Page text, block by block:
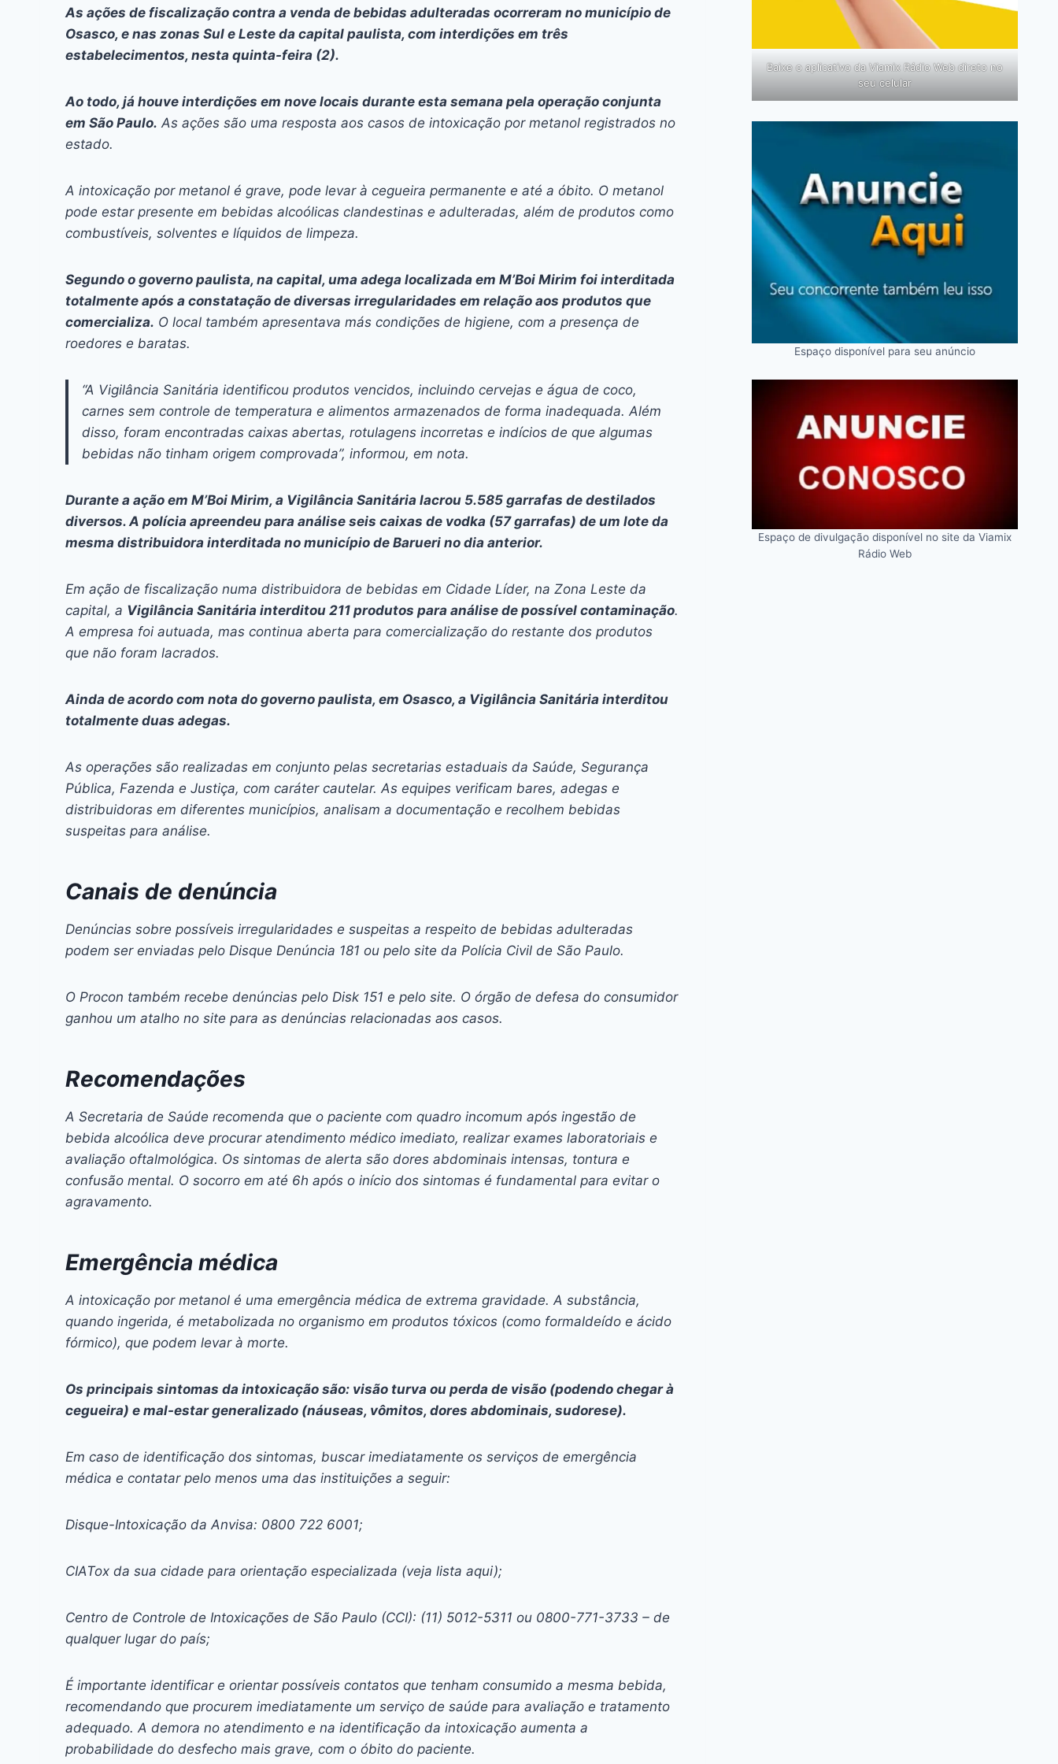
c
e
b
o
k
s
s
e
g
er
at
s
A
p
e
a
d
itt
er
er
e
st
k
e
dI
ai
l
p
y
k
As ações de fiscalização contra a venda de bebidas adulteradas ocorreram no município de
Osasco, e nas zonas Sul e Leste da capital paulista, com interdições em três
estabelecimentos, nesta quinta-feira (2).
Ao todo, já houve interdições em nove locais durante esta semana pela operação conjunta
em São Paulo. As ações são uma resposta aos casos de intoxicação por metanol registrados no
estado.
A intoxicação por metanol é grave, pode levar à cegueira permanente e até a óbito. O metanol
pode estar presente em bebidas alcoólicas clandestinas e adulteradas, além de produtos como
combustíveis, solventes e líquidos de limpeza.
Segundo o governo paulista, na capital, uma adega localizada em M’Boi Mirim foi interditada
totalmente após a constatação de diversas irregularidades em relação aos produtos que
comercializa. O local também apresentava más condições de higiene, com a presença de
roedores e baratas.
“A Vigilância Sanitária identificou produtos vencidos, incluindo cervejas e água de coco,
carnes sem controle de temperatura e alimentos armazenados de forma inadequada. Além
disso, foram encontradas caixas abertas, rotulagens incorretas e indícios de que algumas
bebidas não tinham origem comprovada”, informou, em nota.
Durante a ação em M’Boi Mirim, a Vigilância Sanitária lacrou 5.585 garrafas de destilados
diversos. A polícia apreendeu para análise seis caixas de vodka (57 garrafas) de um lote da
mesma distribuidora interditada no município de Barueri no dia anterior.
Em ação de fiscalização numa distribuidora de bebidas em Cidade Líder, na Zona Leste da
capital, a Vigilância Sanitária interditou 211 produtos para análise de possível contaminação.
A empresa foi autuada, mas continua aberta para comercialização do restante dos produtos
que não foram lacrados.
Ainda de acordo com nota do governo paulista, em Osasco, a Vigilância Sanitária interditou
totalmente duas adegas.
As operações são realizadas em conjunto pelas secretarias estaduais da Saúde, Segurança
Pública, Fazenda e Justiça, com caráter cautelar. As equipes verificam bares, adegas e
distribuidoras em diferentes municípios, analisam a documentação e recolhem bebidas
suspeitas para análise.
Canais de denúncia
Denúncias sobre possíveis irregularidades e suspeitas a respeito de bebidas adulteradas
podem ser enviadas pelo Disque Denúncia 181 ou pelo site da Polícia Civil de São Paulo.
O Procon também recebe denúncias pelo Disk 151 e pelo site. O órgão de defesa do consumidor
ganhou um atalho no site para as denúncias relacionadas aos casos.
Recomendações
A Secretaria de Saúde recomenda que o paciente com quadro incomum após ingestão de
bebida alcoólica deve procurar atendimento médico imediato, realizar exames laboratoriais e
avaliação oftalmológica. Os sintomas de alerta são dores abdominais intensas, tontura e
confusão mental. O socorro em até 6h após o início dos sintomas é fundamental para evitar o
agravamento.
Emergência médica
A intoxicação por metanol é uma emergência médica de extrema gravidade. A substância,
quando ingerida, é metabolizada no organismo em produtos tóxicos (como formaldeído e ácido
fórmico), que podem levar à morte.
Os principais sintomas da intoxicação são: visão turva ou perda de visão (podendo chegar à
cegueira) e mal-estar generalizado (náuseas, vômitos, dores abdominais, sudorese).
Em caso de identificação dos sintomas, buscar imediatamente os serviços de emergência
médica e contatar pelo menos uma das instituições a seguir:
Disque-Intoxicação da Anvisa: 0800 722 6001;
CIATox da sua cidade para orientação especializada (veja lista aqui);
Centro de Controle de Intoxicações de São Paulo (CCI): (11) 5012-5311 ou 0800-771-3733 – de
qualquer lugar do país;
É importante identificar e orientar possíveis contatos que tenham consumido a mesma bebida,
recomendando que procurem imediatamente um serviço de saúde para avaliação e tratamento
adequado. A demora no atendimento e na identificação da intoxicação aumenta a
probabilidade do desfecho mais grave, com o óbito do paciente.
Baixe o aplicativo da Viamix Rádio Web direto no
seu celular
Espaço disponível para seu anúncio
Espaço de divulgação disponível no site da Viamix
Rádio Web